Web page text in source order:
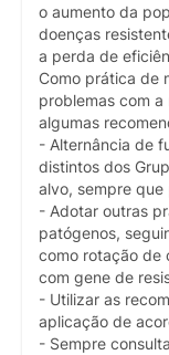
o aumento da
doenças
a perda de
Como prática de
problemas com
algumas
- Alternância de
distintos dos
alvo, sempre que
- Adotar outras
patógenos,
como rotação de
com gene de
- Utilizar as
aplicação de
- Sempre